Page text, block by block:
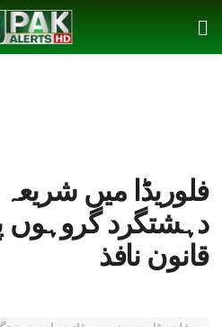
فلوریڈا میں شریعہ
دہشتگرد گروہوں
قانون نافذ